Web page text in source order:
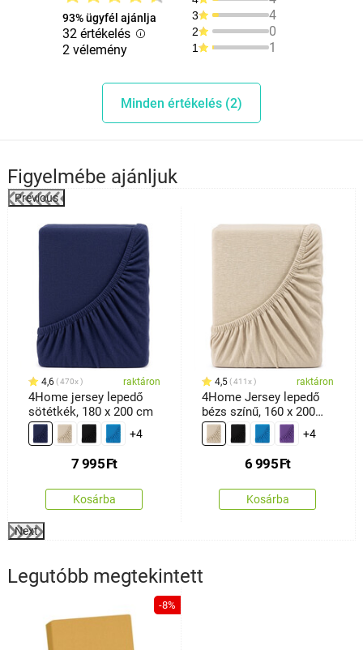
93% ügyfél ajánlja
32 értékelés
2 vélemény
3 4
2 0
1 1
Minden értékelés (2)
Figyelmébe ajánljuk
Previous
4,6 470x raktáron
4Home jersey lepedő
sötétkék, 180 x 200 cm
+4
7 995Ft
Kosárba
4,5 411x raktáron
4Home Jersey lepedő
bézs színű, 160 x 200
cm
+4
6 995Ft
Kosárba
Next
Legutóbb megtekintett
-8%